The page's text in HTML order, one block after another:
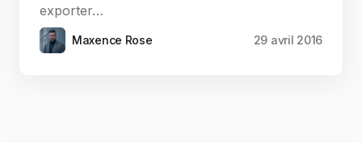
exporter…
Maxence Rose 29 avril 2016